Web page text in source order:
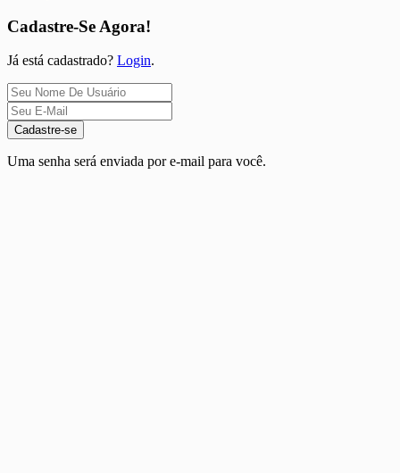
Cadastre-Se Agora!
Já está cadastrado? Login.
Cadastre-se
Uma senha será enviada por e-mail para você.